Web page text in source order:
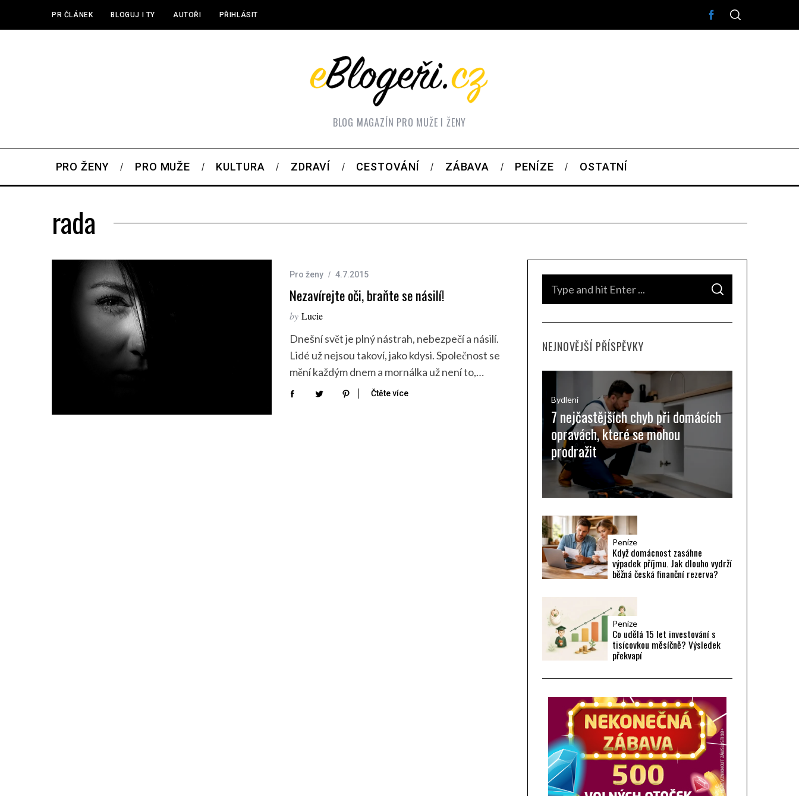
PR ČLÁNEK BLOGUJ I TY AUTOŘI PŘIHLÁSIT
BLOG MAGAZÍN PRO MUŽE I ŽENY
PRO ŽENY PRO MUŽE KULTURA ZDRAVÍ CESTOVÁNÍ ZÁBAVA PENÍZE OSTATNÍ
rada
Pro ženy 4.7.2015
Nezavírejte oči, braňte se násilí!
by Lucie
Dnešní svět je plný nástrah, nebezpečí a násilí.
Lidé už nejsou takoví, jako kdysi. Společnost se
mění každým dnem a mornálka už není to,…
Čtěte více
c
S
A
C
NEJNOVĚJŠÍ PŘÍSPĚVKY
Bydlení
7 nejčastějších chyb při domácích
opravách, které se mohou
prodražit
Peníze
Když domácnost zasáhne
výpadek příjmu. Jak dlouho vydrží
běžná česká finanční rezerva?
Peníze
Co udělá 15 let investování s
tisícovkou měsíčně? Výsledek
překvapí